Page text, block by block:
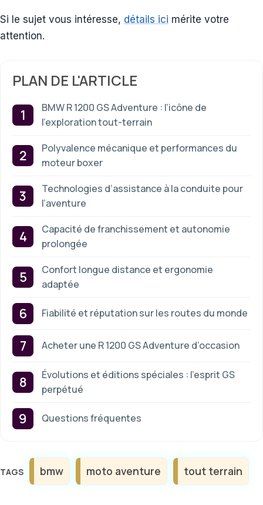
Si le sujet vous intéresse, détails ici mérite votre
attention.
PLAN DE L'ARTICLE
BMW R 1200 GS Adventure : l’icône de
l’exploration tout-terrain
Polyvalence mécanique et performances du
moteur boxer
Technologies d’assistance à la conduite pour
l’aventure
Capacité de franchissement et autonomie
prolongée
Confort longue distance et ergonomie
adaptée
Fiabilité et réputation sur les routes du monde
Acheter une R 1200 GS Adventure d’occasion
Évolutions et éditions spéciales : l’esprit GS
perpétué
Questions fréquentes
Étiquettes
bmw moto aventure tout terrain